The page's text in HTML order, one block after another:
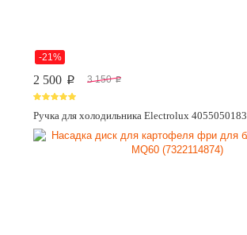
-21%
2 500 p 3 150 p
Ручка для холодильника Electrolux 4055050183